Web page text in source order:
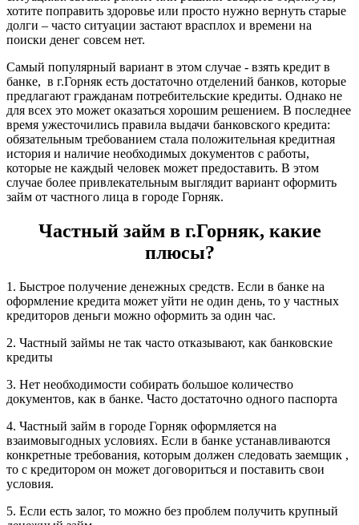
хотите поправить здоровье или просто нужно вернуть старые
долги – часто ситуации застают врасплох и времени на
поиски денег совсем нет.
Самый популярный вариант в этом случае - взять кредит в
банке, в г.Горняк есть достаточно отделений банков, которые
предлагают гражданам потребительские кредиты. Однако не
для всех это может оказаться хорошим решением. В последнее
время ужесточились правила выдачи банковского кредита:
обязательным требованием стала положительная кредитная
история и наличие необходимых документов с работы,
которые не каждый человек может предоставить. В этом
случае более привлекательным выглядит вариант оформить
займ от частного лица в городе Горняк.
Частный займ в г.Горняк, какие
плюсы?
1. Быстрое получение денежных средств. Если в банке на
оформление кредита может уйти не один день, то у частных
кредиторов деньги можно оформить за один час.
2. Частный займы не так часто отказывают, как банковские
кредиты
3. Нет необходимости собирать большое количество
документов, как в банке. Часто достаточно одного паспорта
4. Частный займ в городе Горняк оформляется на
взаимовыгодных условиях. Если в банке устанавливаются
конкретные требования, которым должен следовать заемщик ,
то с кредитором он может договориться и поставить свои
условия.
5. Если есть залог, то можно без проблем получить крупный